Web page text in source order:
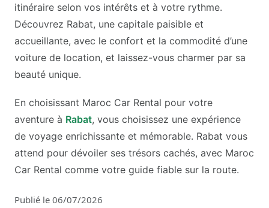
itinéraire selon vos intérêts et à votre rythme.
Découvrez Rabat, une capitale paisible et
accueillante, avec le confort et la commodité d’une
voiture de location, et laissez-vous charmer par sa
beauté unique.
En choisissant Maroc Car Rental pour votre
aventure à Rabat, vous choisissez une expérience
de voyage enrichissante et mémorable. Rabat vous
attend pour dévoiler ses trésors cachés, avec Maroc
Car Rental comme votre guide fiable sur la route.
Publié le 06/07/2026